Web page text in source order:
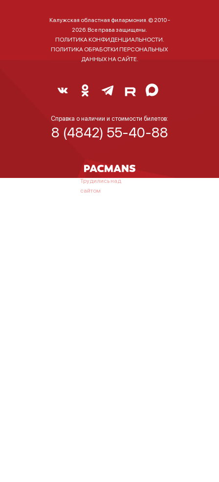
Калужская областная филармония. © 2010 -
2026. Все права защищены.
ПОЛИТИКА КОНФИДЕНЦИАЛЬНОСТИ.
ПОЛИТИКА ОБРАБОТКИ ПЕРСОНАЛЬНЫХ
ДАННЫХ НА САЙТЕ.
Справка о наличии и стоимости билетов:
8 (4842) 55-40-88
Трудились над
сайтом